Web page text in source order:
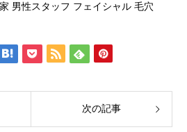
男性スタッフ フェイシャル 毛穴
次の記事